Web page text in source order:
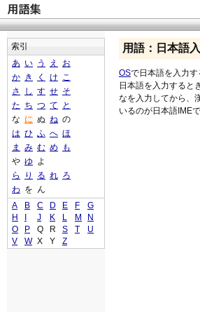
用語：日本語
OSで日本語を入力す
日本語を入力すると
なを入力してから、
いるのが日本語IMEで
索引
あ い う え
お
か き く け こ
さ
し す せ そ
た ち つ て
と
な に ぬ ね の
は ひ ふ へ ほ
ま
み む め
も
や ゆ よ
ら
り る れ ろ
わ を ん
A
B C D E F
G
H
J K L M
N
O
P Q R S T
U
V
W X Y Z